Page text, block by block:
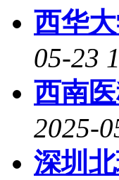
西华
05-23
西南
2025-
深圳